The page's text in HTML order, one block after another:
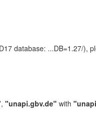
database: ...DB=1.27/),
, "unapi.gbv.de" with